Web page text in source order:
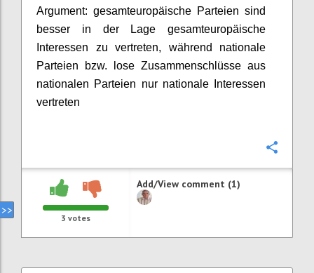
Argument: gesamteuropäische Parteien sind
besser in der Lage gesamteuropäische
Interessen zu vertreten, während nationale
Parteien bzw. lose Zusammenschlüsse aus
nationalen Parteien nur nationale Interessen
vertreten
3 votes
Add/View comment (1)